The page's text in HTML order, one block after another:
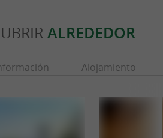
ALREDEDOR
Alojamiento